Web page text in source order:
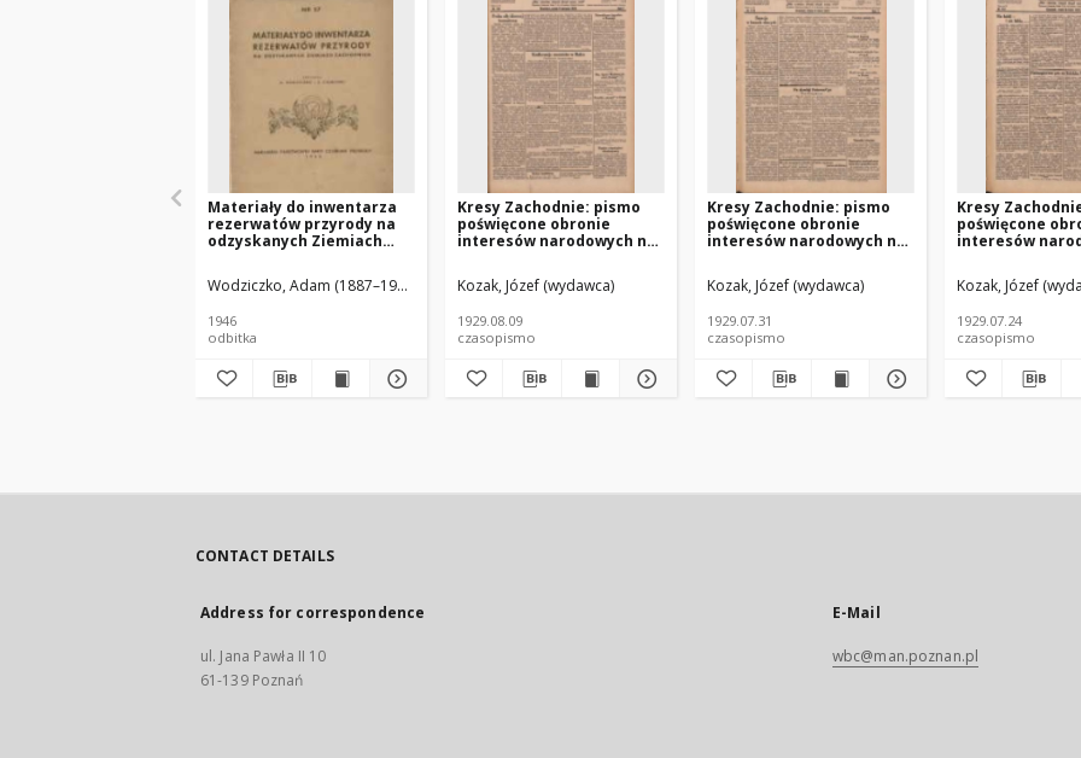
Materiały do inwentarza
rezerwatów przyrody na
odzyskanych Ziemiach
Wodziczko, Adam (1887–1948)
Czubiński, Z. (1912–1967)
1946
odbitka
Kresy Zachodnie: pismo
poświęcone obronie
interesów narodowych na
Polski 1929.08.09 R.7 Nr181
Kozak, Józef (wydawca)
1929.08.09
czasopismo
Kresy Zachodnie: pismo
poświęcone obronie
interesów narodowych na
Polski 1929.07.31 R.7 Nr173
Kozak, Józef (wydawca)
1929.07.31
czasopismo
Kresy
poświęcone
interesów
Polski
Kozak, Józef
1929.07.24
czasopismo
CONTACT DETAILS
Address for correspondence
ul. Jana Pawła II 10
61-139 Poznań
E-Mail
wbc@man.poznan.pl